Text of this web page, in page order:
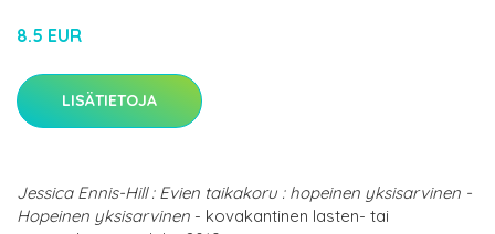
8.5 EUR
LISÄTIETOJA
Jessica Ennis-Hill : Evien taikakoru : hopeinen yksisarvinen -
Hopeinen yksisarvinen - kovakantinen lasten- tai